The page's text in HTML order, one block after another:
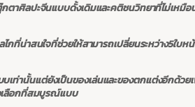
ตุ๊กตาศิลปะจีนแบบดั้งเดิมและคติชนวิทยาที่ไม่เ
ไกที่น่าสนใจที่ช่วยให้สามารถเปลี่ยนระหว่าง
ท่านั้นแต่ยังเป็นของเล่นและของตกแต่งอีกด้
เลือกที่สมบูรณ์แบบ